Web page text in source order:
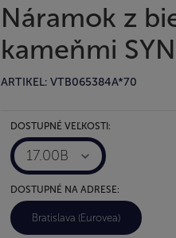
Náramok z
kameňmi
ARTIKEL: VTB065384A*70
DOSTUPNÉ VEĽKOSTI:
17.00B
DOSTUPNÉ NA ADRESE:
Bratislava (Eurovea)